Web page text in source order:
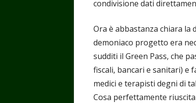
condivisione dati
Ora è abbastanza chiara la
demoniaco progetto era
sudditi il Green Pass, che
fiscali, bancari e sanitari) e
medici e terapisti degni di
Cosa perfettamente